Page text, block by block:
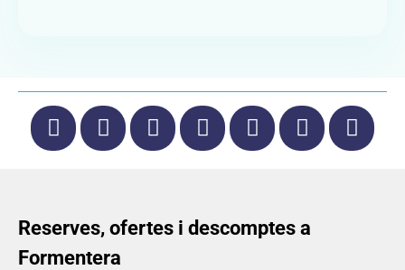
Reserves, ofertes i descomptes a
Formentera